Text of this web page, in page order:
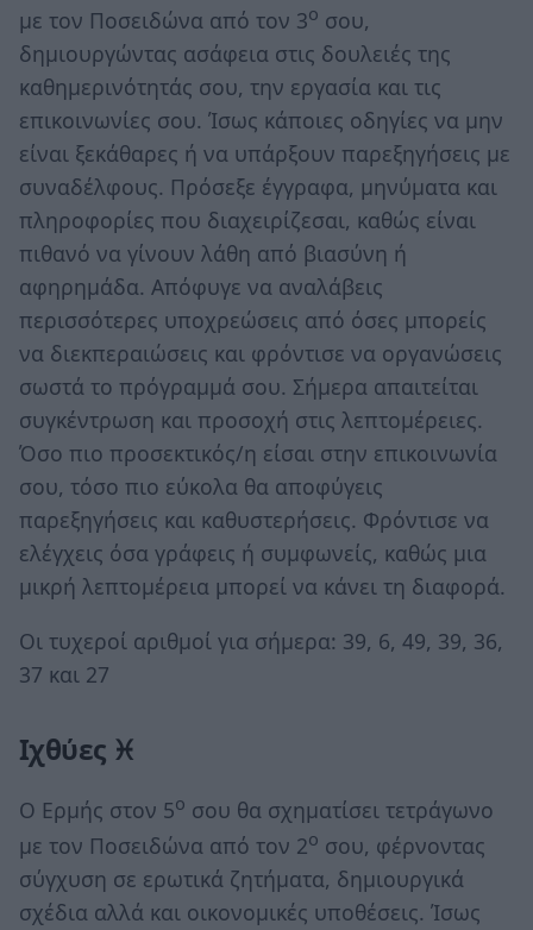
με τον Ποσειδώνα από τον 3ο σου,
δημιουργώντας ασάφεια στις δουλειές της
καθημερινότητάς σου, την εργασία και τις
επικοινωνίες σου. Ίσως κάποιες οδηγίες να μην
είναι ξεκάθαρες ή να υπάρξουν παρεξηγήσεις με
συναδέλφους. Πρόσεξε έγγραφα, μηνύματα και
πληροφορίες που διαχειρίζεσαι, καθώς είναι
πιθανό να γίνουν λάθη από βιασύνη ή
αφηρημάδα. Απόφυγε να αναλάβεις
περισσότερες υποχρεώσεις από όσες μπορείς
να διεκπεραιώσεις και φρόντισε να οργανώσεις
σωστά το πρόγραμμά σου. Σήμερα απαιτείται
συγκέντρωση και προσοχή στις λεπτομέρειες.
Όσο πιο προσεκτικός/η είσαι στην επικοινωνία
σου, τόσο πιο εύκολα θα αποφύγεις
παρεξηγήσεις και καθυστερήσεις. Φρόντισε να
ελέγχεις όσα γράφεις ή συμφωνείς, καθώς μια
μικρή λεπτομέρεια μπορεί να κάνει τη διαφορά.
Οι τυχεροί αριθμοί για σήμερα: 39, 6, 49, 39, 36,
37 και 27
Ιχθύες ♓
Ο Ερμής στον 5ο σου θα σχηματίσει τετράγωνο
με τον Ποσειδώνα από τον 2ο σου, φέρνοντας
σύγχυση σε ερωτικά ζητήματα, δημιουργικά
σχέδια αλλά και οικονομικές υποθέσεις. Ίσως